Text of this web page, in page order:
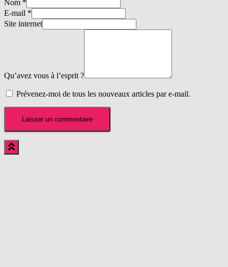
Nom *
E-mail *
Site internet
Qu’avez vous à l’esprit ?
Prévenez-moi de tous les nouveaux articles par e-mail.